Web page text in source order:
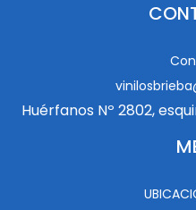
Huérfanos Nº 2802,